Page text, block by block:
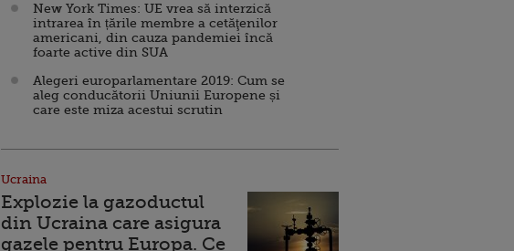
New York Times: UE vrea să interzică
intrarea în țările membre a cetăţenilor
americani, din cauza pandemiei încă
foarte active din SUA
Alegeri europarlamentare 2019: Cum se
aleg conducătorii Uniunii Europene și
care este miza acestui scrutin
Ucraina
Explozie la gazoductul
din Ucraina care asigura
gazele pentru Europa. Ce